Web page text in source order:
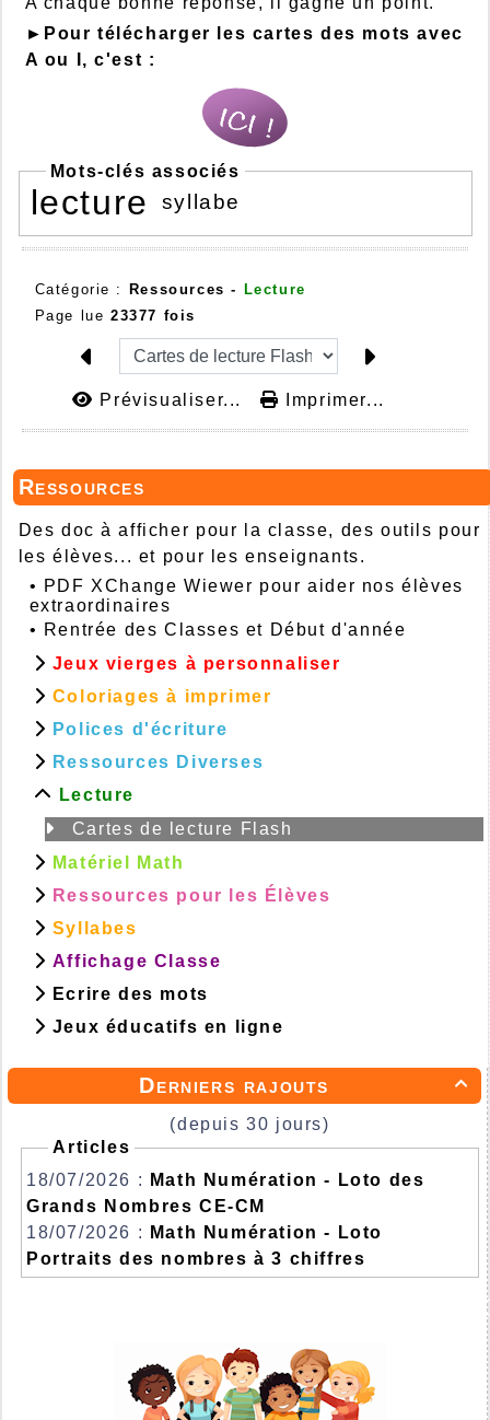

Derniers rajouts
(depuis 30 jours)
Articles
18/07/2026 :
Math Numération - Loto des
Grands Nombres CE-CM
18/07/2026 :
Math Numération - Loto
Portraits des nombres à 3 chiffres
►Pour télécharger les cartes des mots avec
A ou I, c'est :
Mots-clés associés
lecture syllabe
Catégorie : Ressources -
Lecture
Page lue 23377 fois
Prévisualiser... Imprimer...
Ressources
Des doc à afficher pour la classe, des outils pour
les élèves... et pour les enseignants.
• PDF XChange Wiewer pour aider nos élèves
extraordinaires
• Rentrée des Classes et Début d'année
Jeux vierges à personnaliser
Coloriages à imprimer
Polices d'écriture
Ressources Diverses
Lecture
Cartes de lecture Flash
Matériel Math
Ressources pour les Élèves
Syllabes
Affichage Classe
Ecrire des mots
Jeux éducatifs en ligne